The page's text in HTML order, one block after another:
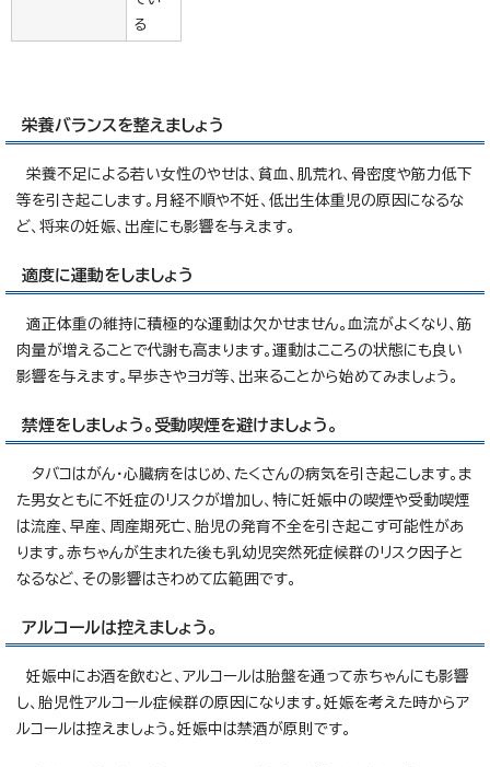
る
栄養バランスを整えましょう
栄養不足による若い女性のやせは、貧血、肌荒れ、骨密度や筋力低下
等を引き起こします。月経不順や不妊、低出生体重児の原因になるな
ど、将来の妊娠、出産にも影響を与えます。
適度に運動をしましょう
適正体重の維持に積極的な運動は欠かせません。血流がよくなり、筋
肉量が増えることで代謝も高まります。運動はこころの状態にも良い
影響を与えます。早歩きやヨガ等、出来ることから始めてみましょう。
禁煙をしましょう。受動喫煙を避けましょう。
タバコはがん・心臓病をはじめ、たくさんの病気を引き起こします。ま
た男女ともに不妊症のリスクが増加し、特に妊娠中の喫煙や受動喫煙
は流産、早産、周産期死亡、胎児の発育不全を引き起こす可能性があ
ります。赤ちゃんが生まれた後も乳幼児突然死症候群のリスク因子と
なるなど、その影響はきわめて広範囲です。
アルコールは控えましょう。
妊娠中にお酒を飲むと、アルコールは胎盤を通って赤ちゃんにも影響
し、胎児性アルコール症候群の原因になります。妊娠を考えた時からア
ルコールは控えましょう。妊娠中は禁酒が原則です。